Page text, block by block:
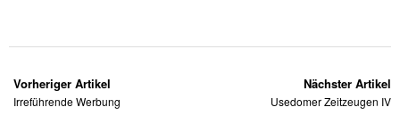
Vorheriger Artikel
Irreführende Werbung
Nächster Artikel
Usedomer Zeitzeugen IV